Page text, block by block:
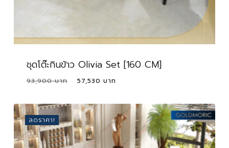
ชุดโต๊ะกินข้าว Olivia Set [160 CM]
93,900
Original
was:
93,900 ฿.
57,530
is:
57,530 ฿.
ลดราคา!